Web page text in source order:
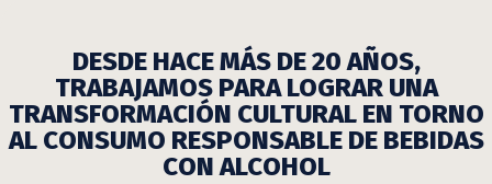
DESDE HACE MÁS DE 20 AÑOS,
TRABAJAMOS PARA LOGRAR UNA
TRANSFORMACIÓN CULTURAL EN TORNO
AL CONSUMO RESPONSABLE DE BEBIDAS
CON ALCOHOL